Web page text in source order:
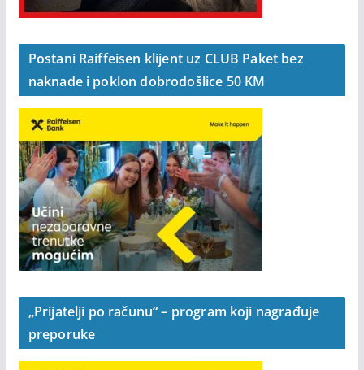
Postani Raiffeisen klijent uz CLUB Paket bez
naknade i poklon dobrodošlice 50 KM
„Prijatelji po računu“ – program koji nagrađuje
preporuke